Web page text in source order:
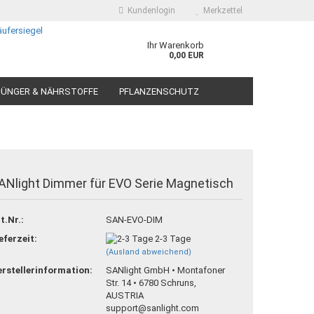
Kundenlogin
vergessen?
Merkzettel
Ihr Warenkorb
0,00 EUR
& NÄHRSTOFFE PFLANZENSCHUTZ
Dimmer für EVO Serie Magnetisch
SAN-EVO-DIM
2-3 Tage
(Ausland abweichend)
SANlight GmbH • Montafoner
Str. 14 • 6780 Schruns,
AUSTRIA
support@sanlight.com